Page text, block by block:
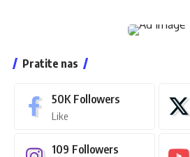
Pratite nas
50K Followers
Like
109 Followers